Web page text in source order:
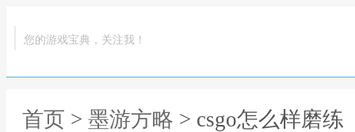
您的游戏宝典，关注我！
首页 > 墨游方略 > csgo怎么样磨练